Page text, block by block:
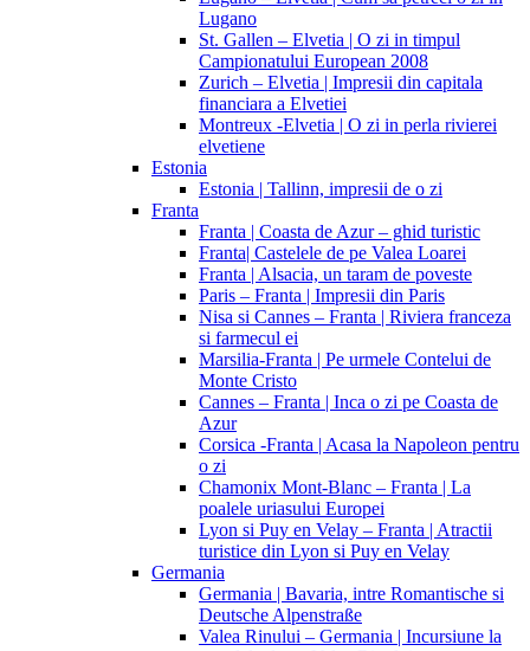
Lugano
St. Gallen – Elvetia | O zi in timpul
Campionatului European 2008
Zurich – Elvetia | Impresii din capitala
financiara a Elvetiei
Montreux -Elvetia | O zi in perla rivierei
elvetiene
Estonia
Estonia | Tallinn, impresii de o zi
Franta
Franta | Coasta de Azur – ghid turistic
Franta| Castelele de pe Valea Loarei
Franta | Alsacia, un taram de poveste
Paris – Franta | Impresii din Paris
Nisa si Cannes – Franta | Riviera franceza
si farmecul ei
Marsilia-Franta | Pe urmele Contelui de
Monte Cristo
Cannes – Franta | Inca o zi pe Coasta de
Azur
Corsica -Franta | Acasa la Napoleon pentru
o zi
Chamonix Mont-Blanc – Franta | La
poalele uriasului Europei
Lyon si Puy en Velay – Franta | Atractii
turistice din Lyon si Puy en Velay
Germania
Germania | Bavaria, intre Romantische si
Deutsche Alpenstraße
Valea Rinului – Germania | Incursiune la